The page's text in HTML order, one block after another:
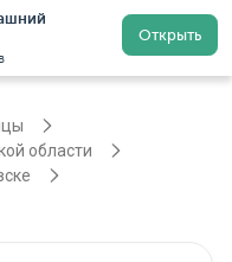
Открыть
Регистрация
области